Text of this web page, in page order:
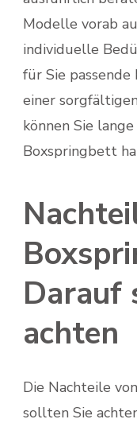
Modelle vorab
individuelle
für Sie
einer
können Sie
Boxspringbett
Darauf
achten
Die Nachteile
sollten Sie